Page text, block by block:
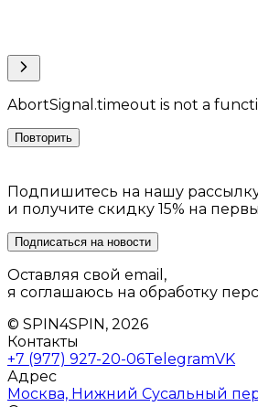
AbortSignal.timeout is not a
Повторить
Подпишитесь на нашу
и получите скидку 15% на
Подписаться на новости
Оставляя свой email,
я соглашаюсь на обработку
© SPIN4SPIN, 2026
Контакты
+7 (977) 927-20-06TelegramVK
Адрес
Москва, Нижний Сусальный